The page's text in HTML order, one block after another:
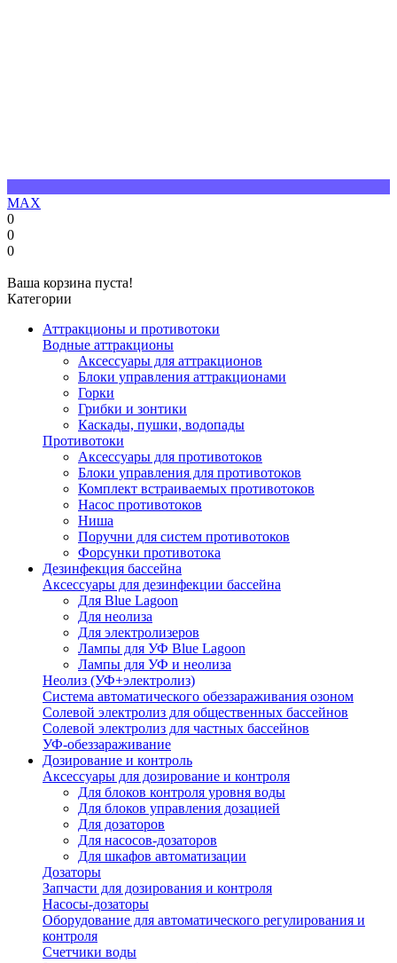
MAX
0
0
0
Ваша корзина пуста!
Категории
Аттракционы и противотоки
Водные аттракционы
Аксессуары для аттракционов
Блоки управления аттракционами
Горки
Грибки и зонтики
Каскады, пушки, водопады
Противотоки
Аксессуары для противотоков
Блоки управления для противотоков
Комплект встраиваемых противотоков
Насос противотоков
Ниша
Поручни для систем противотоков
Форсунки противотока
Дезинфекция бассейна
Аксессуары для дезинфекции бассейна
Для Blue Lagoon
Для неолиза
Для электролизеров
Лампы для УФ Blue Lagoon
Лампы для УФ и неолиза
Неолиз (УФ+электролиз)
Система автоматического обеззараживания озоном
Солевой электролиз для общественных бассейнов
Солевой электролиз для частных бассейнов
УФ-обеззараживание
Дозирование и контроль
Аксессуары для дозирование и контроля
Для блоков контроля уровня воды
Для блоков управления дозацией
Для дозаторов
Для насосов-дозаторов
Для шкафов автоматизации
Дозаторы
Запчасти для дозирования и контроля
Насосы-дозаторы
Оборудование для автоматического регулирования и
контроля
Счетчики воды